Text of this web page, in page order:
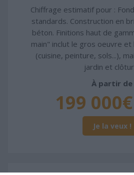
Chiffrage estimatif pour :
standards. Construction en
béton. Finitions haut de
main" inclut le gros oeuvre
(cuisine, peinture, sols...),
jardin et
À partir de
199
Je la veux !